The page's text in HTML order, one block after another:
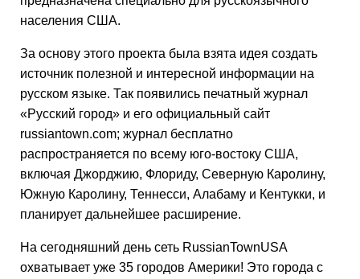
населения США.
За основу этого проекта была взята идея создать
источник полезной и интересной информации на
русском языке. Так появились печатный журнал
«Русский город» и его официальный сайт
russiantown.com; журнал бесплатно
распространяется по всему юго-востоку США,
включая Джорджию, Флориду, Северную Каролину,
Южную Каролину, Теннесси, Алабаму и Кентукки, и
планирует дальнейшее расширение.
На сегодняшний день сеть RussianTownUSA
охватывает уже 35 городов Америки! Это города с